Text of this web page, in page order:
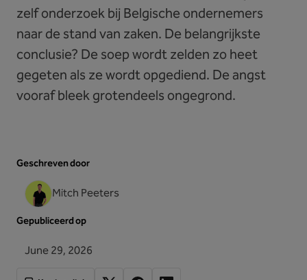
zelf onderzoek bij Belgische ondernemers
naar de stand van zaken. De belangrijkste
conclusie? De soep wordt zelden zo heet
gegeten als ze wordt opgediend. De angst
vooraf bleek grotendeels ongegrond.
Geschreven door
Mitch Peeters
Gepubliceerd op
June 29, 2026